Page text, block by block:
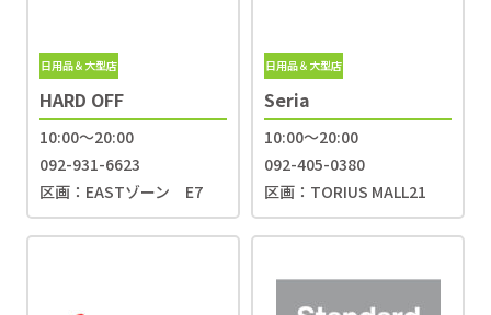
日用品＆大型店
HARD OFF
10:00〜20:00
092-931-6623
区画：EASTゾーン E7
日用品＆大型店
Seria
10:00～20:00
092-405-0380
区画：TORIUS MALL21